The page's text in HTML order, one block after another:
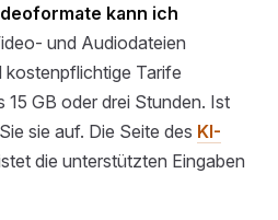
kann ich
und Audiodateien
kostenpflichtige Tarife
GB oder drei Stunden. Ist
sie auf. Die Seite des KI-
die unterstützten Eingaben